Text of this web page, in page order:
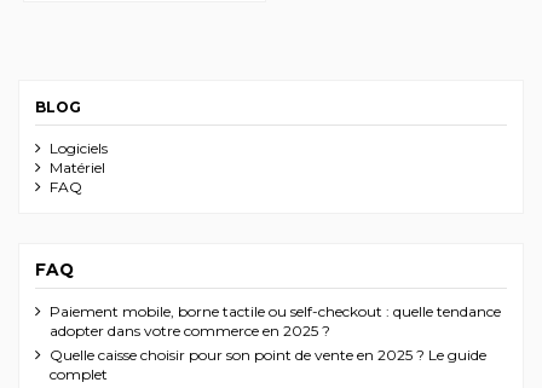
BLOG
Logiciels
Matériel
FAQ
FAQ
Paiement mobile, borne tactile ou self-checkout : quelle tendance
adopter dans votre commerce en 2025 ?
Quelle caisse choisir pour son point de vente en 2025 ? Le guide
complet